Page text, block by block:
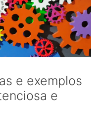
e exemplos
e